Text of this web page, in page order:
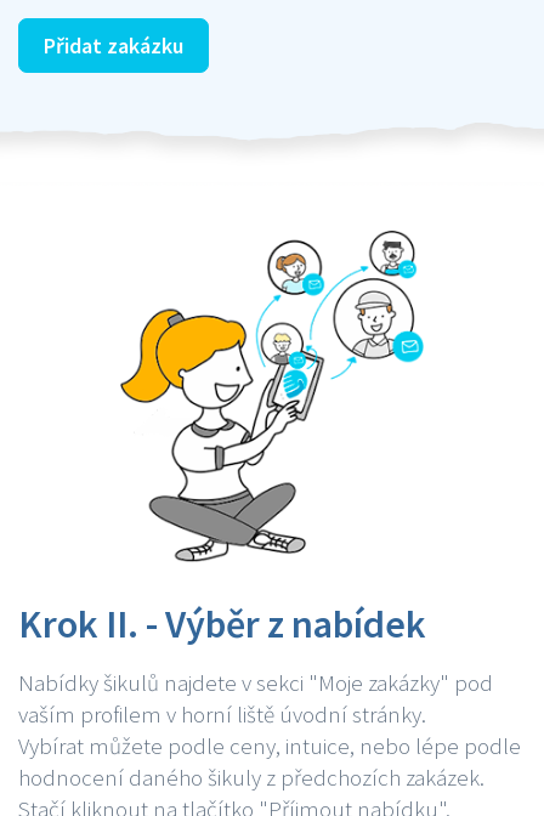
Přidat zakázku
Krok II. - Výběr z nabídek
Nabídky šikulů najdete v sekci "Moje zakázky" pod
vaším profilem v horní liště úvodní stránky.
Vybírat můžete podle ceny, intuice, nebo lépe podle
hodnocení daného šikuly z předchozích zakázek.
Stačí kliknout na tlačítko "Příjmout nabídku".